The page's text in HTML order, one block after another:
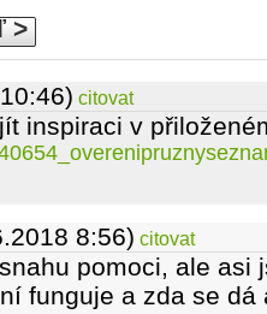
>
citovat
inspiraci v
8:56) citovat
pomoci, ale asi
funguje a zda se